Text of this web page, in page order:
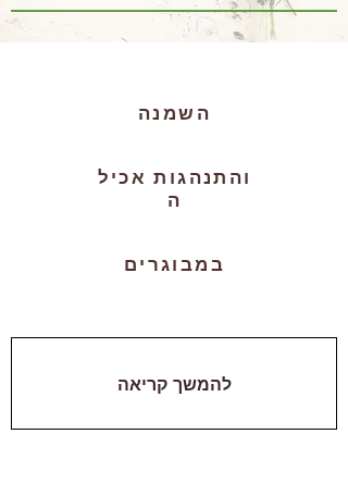
BRANDING
השמנה
והתנהגות אכיל
ה
במבוגרים
להמשך קריאה